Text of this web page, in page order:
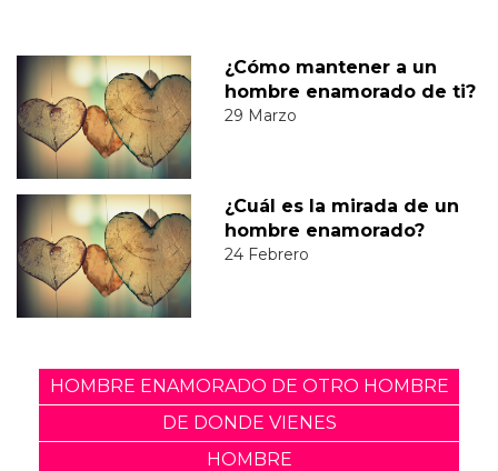
¿Cómo mantener a un
hombre enamorado de ti?
29 Marzo
¿Cuál es la mirada de un
hombre enamorado?
24 Febrero
HOMBRE ENAMORADO DE OTRO HOMBRE
DE DONDE VIENES
HOMBRE